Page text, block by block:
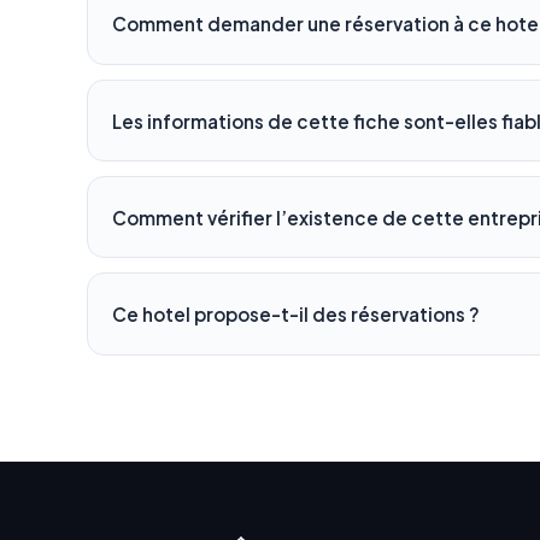
Comment demander une réservation à ce
Les informations de cette fiche sont-elles
Comment vérifier l’existence de cette
Ce hotel propose-t-il des réservations ?